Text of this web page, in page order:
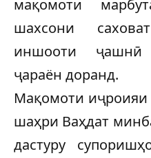
мақомоти
шахсони
иншооти ҷашнӣ
ҷараён доранд.
Мақомоти иҷроияи
шаҳри Ваҳдат
дастуру